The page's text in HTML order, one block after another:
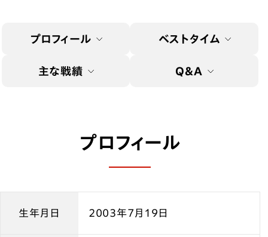
プロフィール ベストタイム
主な戦績 Q&A
プロフィール
生年月日 2003年7月19日